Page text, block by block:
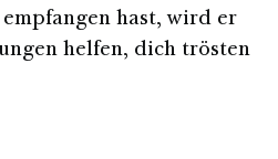
hast, wird er
helfen, dich trösten